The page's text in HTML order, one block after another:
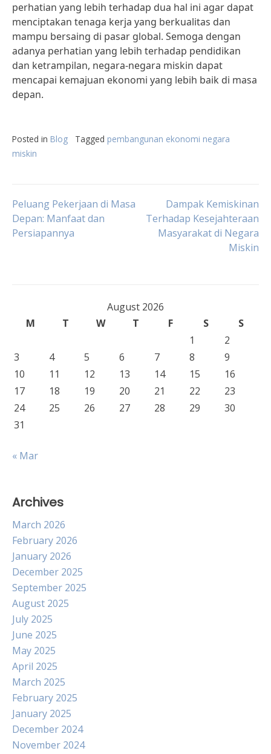
perhatian yang lebih terhadap dua hal ini agar dapat
menciptakan tenaga kerja yang berkualitas dan
mampu bersaing di pasar global. Semoga dengan
adanya perhatian yang lebih terhadap pendidikan
dan ketrampilan, negara-negara miskin dapat
mencapai kemajuan ekonomi yang lebih baik di masa
depan.
Posted in Blog Tagged pembangunan ekonomi negara
miskin
Post
navigation
Peluang Pekerjaan di Masa
Depan: Manfaat dan
Persiapannya
Dampak Kemiskinan
Terhadap Kesejahteraan
Masyarakat di Negara
Miskin
August 2026
M
T W T F S
S
1
2
3
4 5 6 7 8
9
10
11 12 13 14 15
16
17
18 19 20 21 22
23
24
25 26 27 28 29
30
31
« Mar
Archives
March 2026
February 2026
January 2026
December 2025
September 2025
August 2025
July 2025
June 2025
May 2025
April 2025
March 2025
February 2025
January 2025
December 2024
November 2024